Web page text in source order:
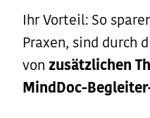
Ihr Vorteil: So
Praxen, sind durch
von zusätzlichen
MindDoc-